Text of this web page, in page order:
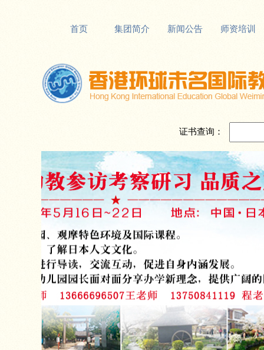
首页 集团简介 新闻公告 师资培训
证书查询：